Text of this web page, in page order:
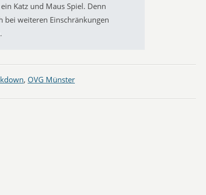
Katz und Maus Spiel. Denn
bei weiteren Einschränkungen
, OVG Münster